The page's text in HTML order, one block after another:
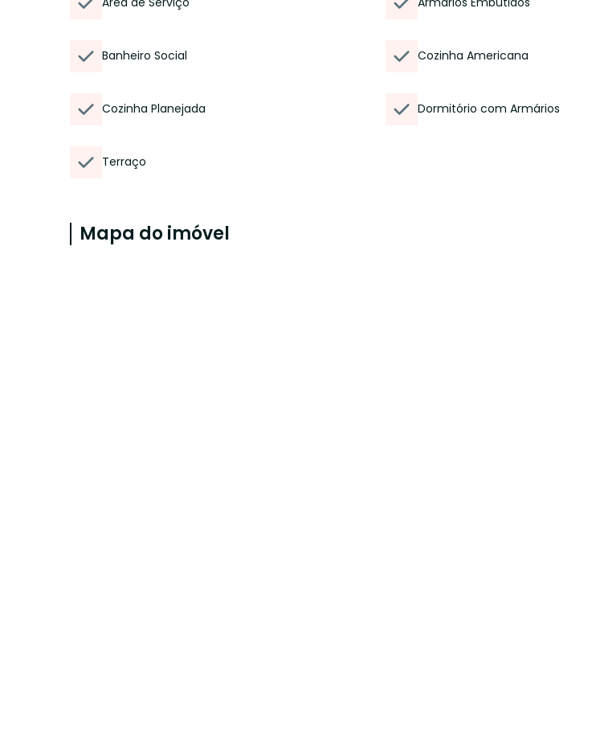
Banheiro Social Cozinha Americana
Cozinha Planejada Dormitório com Armários
Terraço
Mapa do imóvel